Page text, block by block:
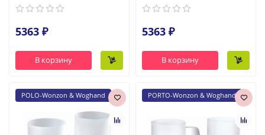
5363 ₽
В корзину
5363 ₽
В корзину
POLO-Wonzon & Woghand PORTO-Wonzon & Woghand